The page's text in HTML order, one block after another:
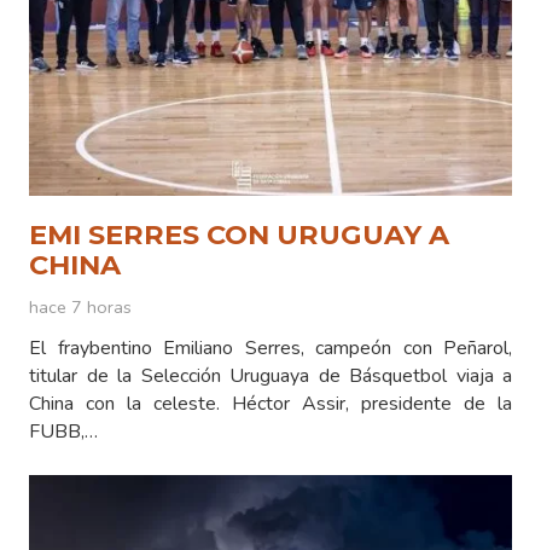
EMI SERRES CON URUGUAY A
CHINA
hace 7 horas
El fraybentino Emiliano Serres, campeón con Peñarol,
titular de la Selección Uruguaya de Básquetbol viaja a
China con la celeste. Héctor Assir, presidente de la
FUBB,…